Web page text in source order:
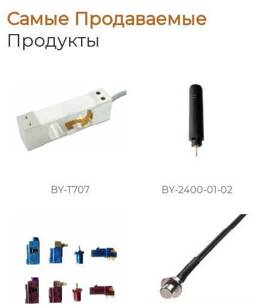
Самые Продаваемые
Продукты
BY-T707 BY-2400-01-02